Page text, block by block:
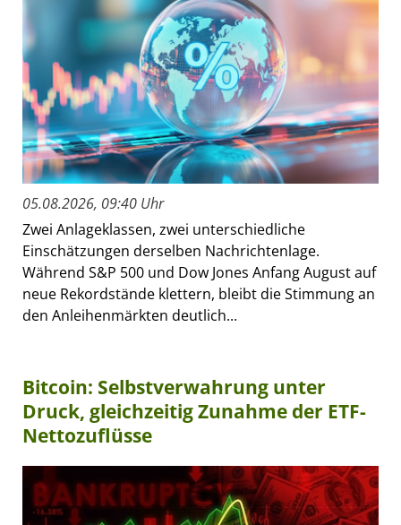
05.08.2026, 09:40 Uhr
Zwei Anlageklassen, zwei unterschiedliche
Einschätzungen derselben Nachrichtenlage.
Während S&P 500 und Dow Jones Anfang August auf
neue Rekordstände klettern, bleibt die Stimmung an
den Anleihenmärkten deutlich...
Bitcoin: Selbstverwahrung unter
Druck, gleichzeitig Zunahme der ETF-
Nettozuflüsse